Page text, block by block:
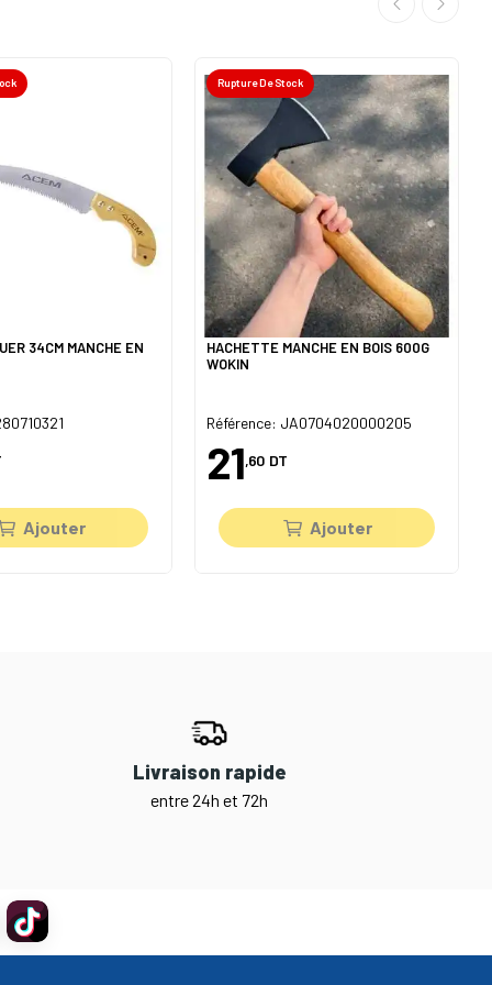
34CM MANCHE EN
Ajouter
Rupture De Stock
HACHETTE MANCHE EN BOIS 600G
WOKIN
Référence: JA0704020000205
21,60 DT
Ajouter
Livraison rapide
entre 24h et 72h